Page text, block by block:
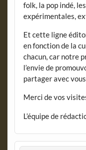
folk, la pop indé,
expérimentales,
Et cette ligne
en fonction de la
chacun, car notre
l’envie de
partager avec
Merci de vos
L’équipe de